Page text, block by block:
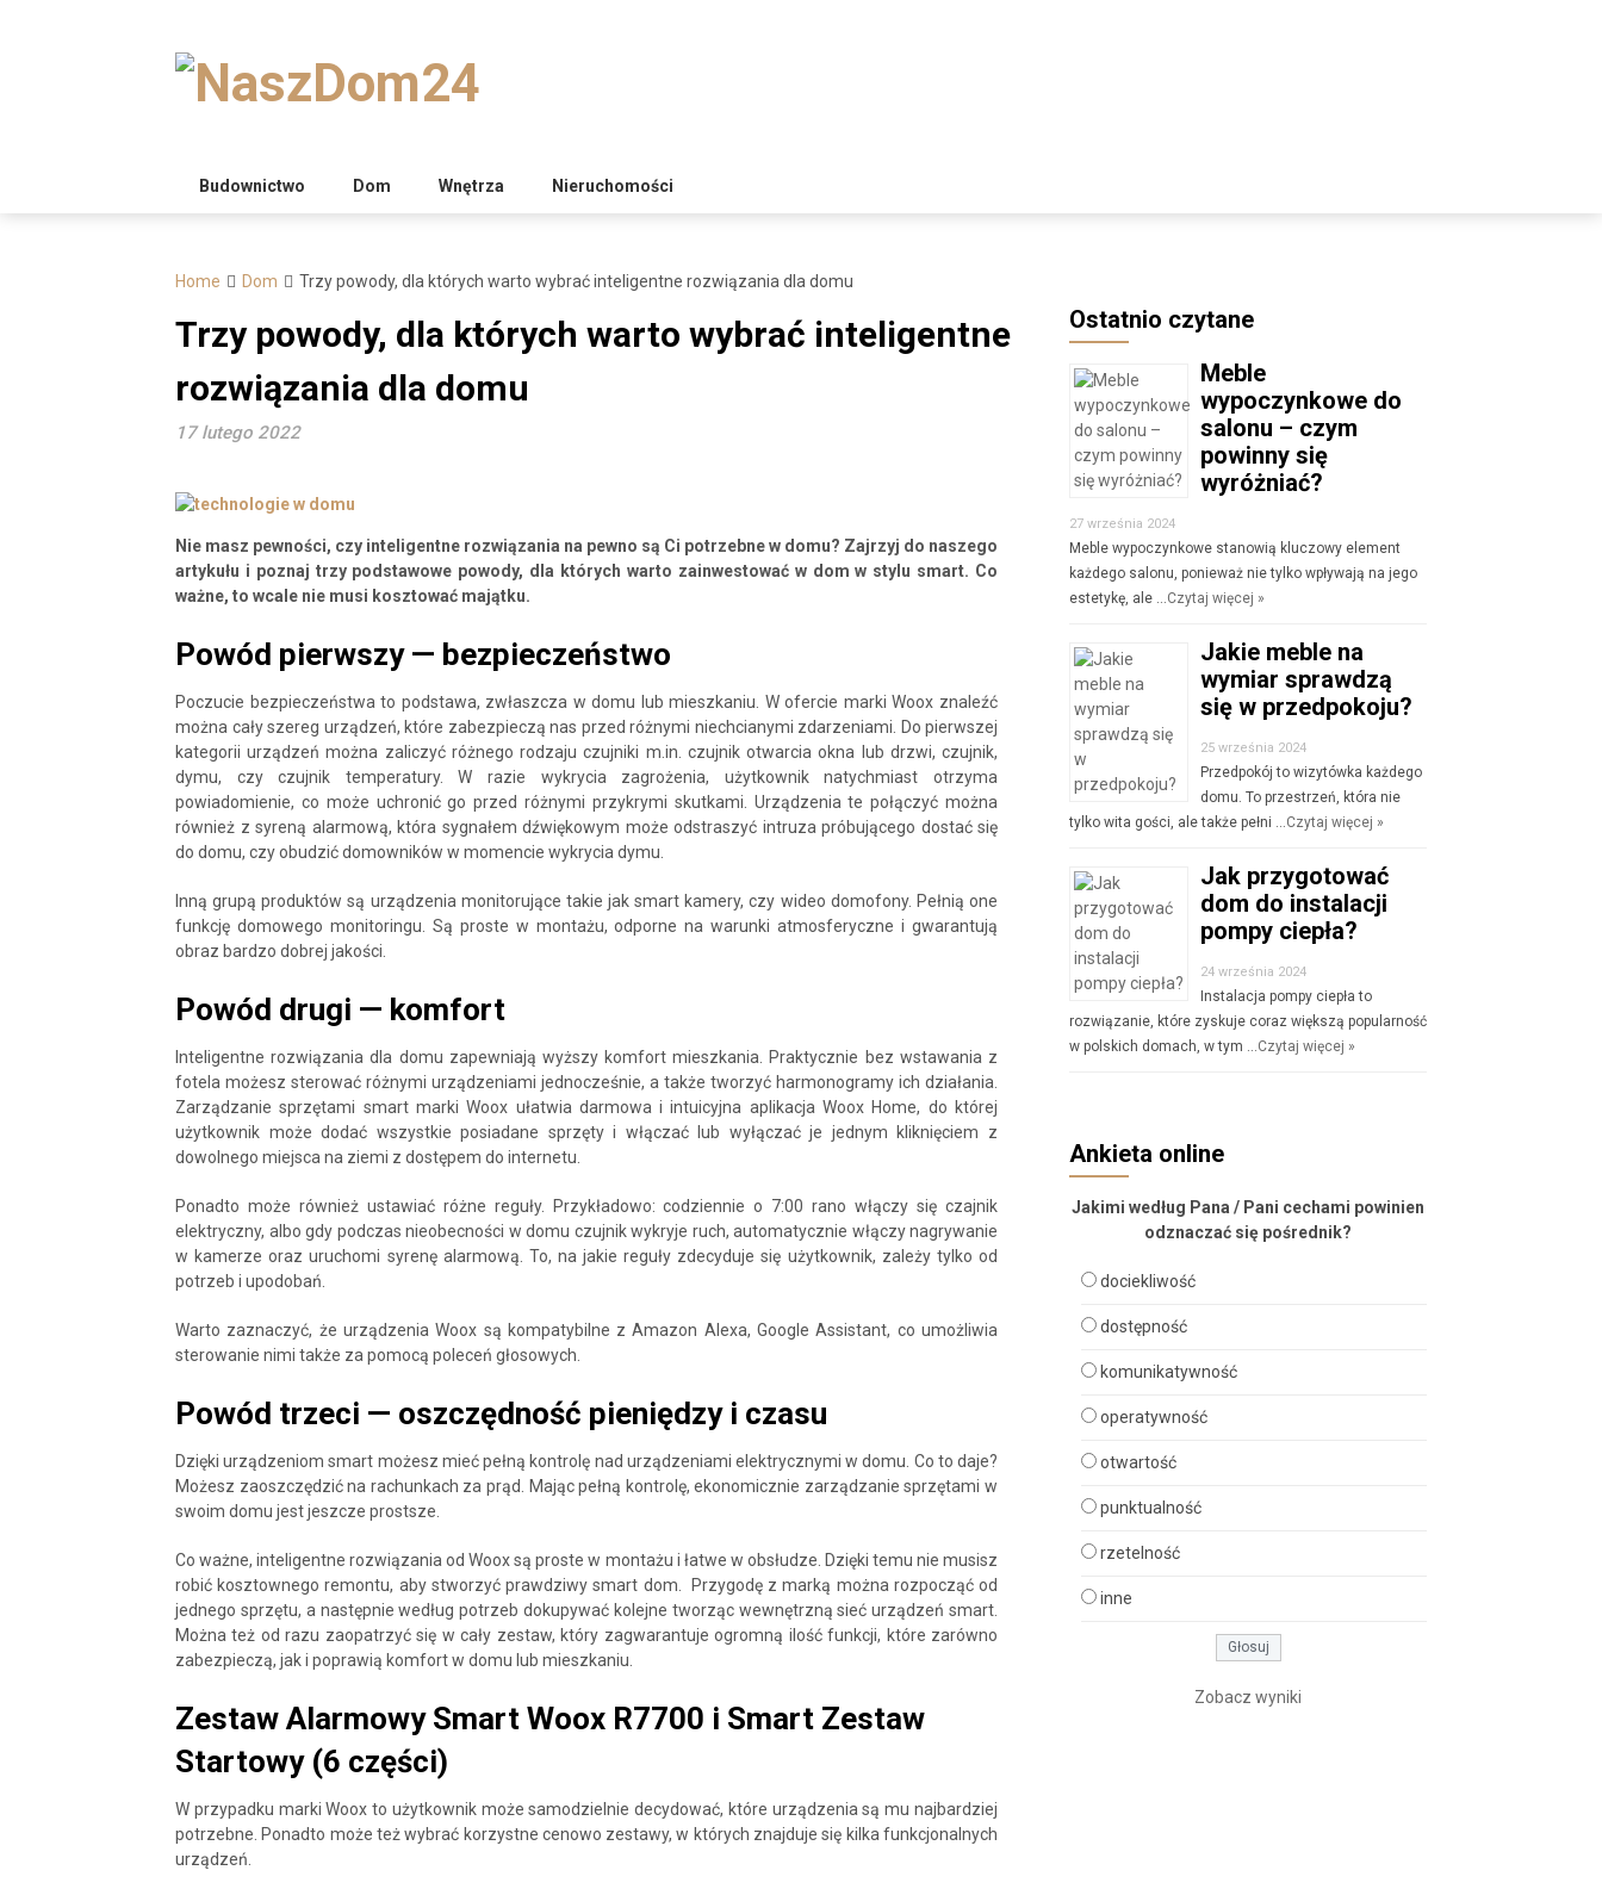
Budownictwo Dom Wnętrza Nieruchomości
Home Dom Trzy powody, dla których warto wybrać inteligentne rozwiązania dla domu
Trzy powody, dla których warto wybrać inteligentne
rozwiązania dla domu
17 lutego 2022
Nie masz pewności, czy inteligentne rozwiązania na pewno są Ci potrzebne w domu? Zajrzyj do naszego
artykułu i poznaj trzy podstawowe powody, dla których warto zainwestować w dom w stylu smart. Co
ważne, to wcale nie musi kosztować majątku.
Powód pierwszy — bezpieczeństwo
Poczucie bezpieczeństwa to podstawa, zwłaszcza w domu lub mieszkaniu. W ofercie marki Woox znaleźć
można cały szereg urządzeń, które zabezpieczą nas przed różnymi niechcianymi zdarzeniami. Do pierwszej
kategorii urządzeń można zaliczyć różnego rodzaju czujniki m.in. czujnik otwarcia okna lub drzwi, czujnik,
dymu, czy czujnik temperatury. W razie wykrycia zagrożenia, użytkownik natychmiast otrzyma
powiadomienie, co może uchronić go przed różnymi przykrymi skutkami. Urządzenia te połączyć można
również z syreną alarmową, która sygnałem dźwiękowym może odstraszyć intruza próbującego dostać się
do domu, czy obudzić domowników w momencie wykrycia dymu.
Inną grupą produktów są urządzenia monitorujące takie jak smart kamery, czy wideo domofony. Pełnią one
funkcję domowego monitoringu. Są proste w montażu, odporne na warunki atmosferyczne i gwarantują
obraz bardzo dobrej jakości.
Powód drugi — komfort
Inteligentne rozwiązania dla domu zapewniają wyższy komfort mieszkania. Praktycznie bez wstawania z
fotela możesz sterować różnymi urządzeniami jednocześnie, a także tworzyć harmonogramy ich działania.
Zarządzanie sprzętami smart marki Woox ułatwia darmowa i intuicyjna aplikacja Woox Home, do której
użytkownik może dodać wszystkie posiadane sprzęty i włączać lub wyłączać je jednym kliknięciem z
dowolnego miejsca na ziemi z dostępem do internetu.
Ponadto może również ustawiać różne reguły. Przykładowo: codziennie o 7:00 rano włączy się czajnik
elektryczny, albo gdy podczas nieobecności w domu czujnik wykryje ruch, automatycznie włączy nagrywanie
w kamerze oraz uruchomi syrenę alarmową. To, na jakie reguły zdecyduje się użytkownik, zależy tylko od
potrzeb i upodobań.
Warto zaznaczyć, że urządzenia Woox są kompatybilne z Amazon Alexa, Google Assistant, co umożliwia
sterowanie nimi także za pomocą poleceń głosowych.
Powód trzeci — oszczędność pieniędzy i czasu
Dzięki urządzeniom smart możesz mieć pełną kontrolę nad urządzeniami elektrycznymi w domu. Co to daje?
Możesz zaoszczędzić na rachunkach za prąd. Mając pełną kontrolę, ekonomicznie zarządzanie sprzętami w
swoim domu jest jeszcze prostsze.
Co ważne, inteligentne rozwiązania od Woox są proste w montażu i łatwe w obsłudze. Dzięki temu nie musisz
robić kosztownego remontu, aby stworzyć prawdziwy smart dom. Przygodę z marką można rozpocząć od
jednego sprzętu, a następnie według potrzeb dokupywać kolejne tworząc wewnętrzną sieć urządzeń smart.
Można też od razu zaopatrzyć się w cały zestaw, który zagwarantuje ogromną ilość funkcji, które zarówno
zabezpieczą, jak i poprawią komfort w domu lub mieszkaniu.
Zestaw Alarmowy Smart Woox R7700 i Smart Zestaw
Startowy (6 części)
W przypadku marki Woox to użytkownik może samodzielnie decydować, które urządzenia są mu najbardziej
potrzebne. Ponadto może też wybrać korzystne cenowo zestawy, w których znajduje się kilka funkcjonalnych
urządzeń.
Ostatnio czytane
Meble
wypoczynkowe do
salonu – czym
powinny się
wyróżniać?
27 września 2024
Meble wypoczynkowe stanowią kluczowy element
każdego salonu, ponieważ nie tylko wpływają na jego
estetykę, ale …Czytaj więcej »
Jakie meble na
wymiar sprawdzą
się w przedpokoju?
25 września 2024
Przedpokój to wizytówka każdego
domu. To przestrzeń, która nie
tylko wita gości, ale także pełni …Czytaj więcej »
Jak przygotować
dom do instalacji
pompy ciepła?
24 września 2024
Instalacja pompy ciepła to
rozwiązanie, które zyskuje coraz większą popularność
w polskich domach, w tym …Czytaj więcej »
Ankieta online
Jakimi według Pana / Pani cechami powinien
odznaczać się pośrednik?
dociekliwość
dostępność
komunikatywność
operatywność
otwartość
punktualność
rzetelność
inne
Zobacz wyniki